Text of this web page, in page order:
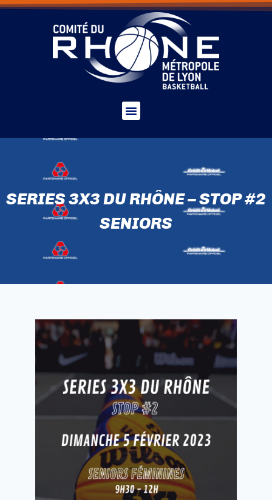
SERIES 3X3 DU RHÔNE – STOP #2
SENIORS